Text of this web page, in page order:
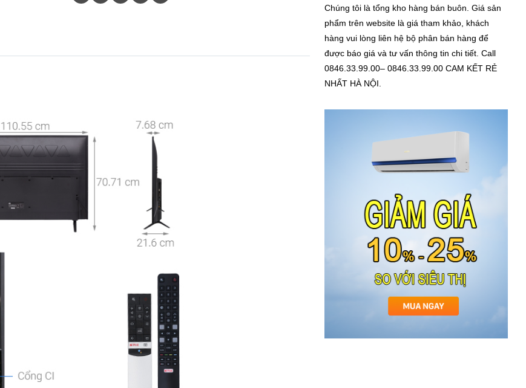
Chúng tôi là tổng kho hàng bán buôn. Giá sản
phẩm trên website là giá tham khảo, khách
hàng vui lòng liên hệ bộ phân bán hàng để
được báo giá và tư vấn thông tin chi tiết. Call
0846.33.99.00– 0846.33.99.00 CAM KẾT RẺ
NHẤT HÀ NỘI.